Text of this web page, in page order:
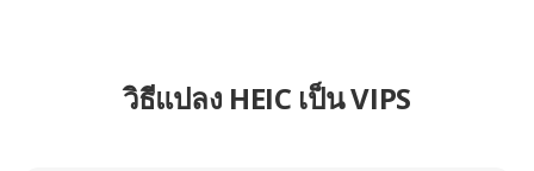
วิธีแปลง HEIC เป็น VIPS